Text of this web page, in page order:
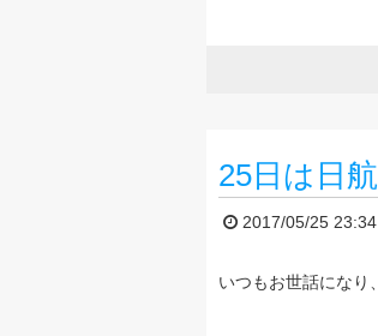
25日は日
2017/05/25 23:34
いつもお世話になり